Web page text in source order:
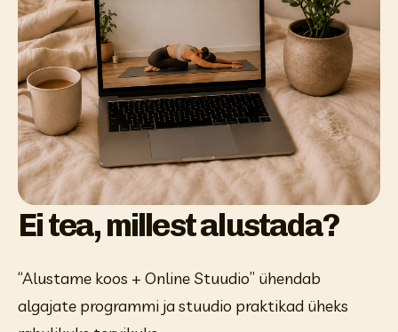
Ei tea, millest alustada?
“Alustame koos + Online Stuudio” ühendab
algajate programmi ja stuudio praktikad üheks